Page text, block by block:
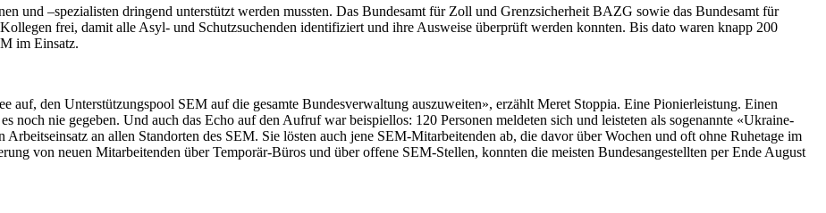
und –spezialisten dringend unterstützt werden mussten. Das Bundesamt für Zoll und Grenzsicherheit BAZG sowie das Bundesamt für
frei, damit alle Asyl- und Schutzsuchenden identifiziert und ihre Ausweise überprüft werden konnten. Bis dato waren knapp 200
im Einsatz.
auf, den Unterstützungspool SEM auf die gesamte Bundesverwaltung auszuweiten», erzählt Meret Stoppia. Eine Pionierleistung. Einen
noch nie gegeben. Und auch das Echo auf den Aufruf war beispiellos: 120 Personen meldeten sich und leisteten als sogenannte «Ukraine-
Arbeitseinsatz an allen Standorten des SEM. Sie lösten auch jene SEM-Mitarbeitenden ab, die davor über Wochen und oft ohne Ruhetage im
von neuen Mitarbeitenden über Temporär-Büros und über offene SEM-Stellen, konnten die meisten Bundesangestellten per Ende August